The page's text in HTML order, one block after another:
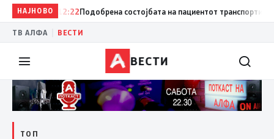
НАЈНОВО
12:22 Подобрена состојбата на пациентот транспортиран
ТВ АЛФА ВЕСТИ
ВЕСТИ
ТОП